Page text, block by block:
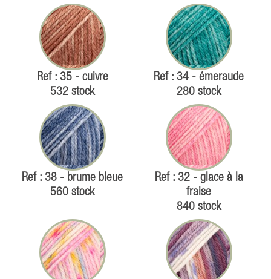
Ref : 35 - cuivre
532 stock
Ref : 34 - émeraude
280 stock
Ref : 38 - brume bleue
560 stock
Ref : 32 - glace à la
fraise
840 stock